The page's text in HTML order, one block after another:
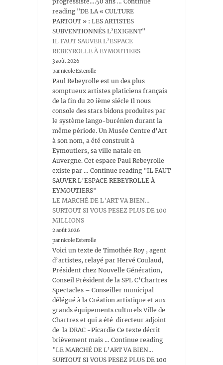
reading "DE LA « CULTURE
PARTOUT » : LES ARTISTES
SUBVENTIONNÉS L’EXIGENT"
IL FAUT SAUVER L’ESPACE
REBEYROLLE À EYMOUTIERS
3 août 2026
par nicole Esterolle
Paul Rebeyrolle est un des plus
somptueux artistes platiciens français
de la fin du 20 ième siécle Il nous
console des stars bidons produites par
le système lango-burénien durant la
même période. Un Musée Centre d’Art
à son nom, a été construit à
Eymoutiers, sa ville natale en
Auvergne. Cet espace Paul Rebeyrolle
existe par … Continue reading "IL FAUT
SAUVER L’ESPACE REBEYROLLE À
EYMOUTIERS"
LE MARCHÉ DE L’ART VA BIEN…
SURTOUT SI VOUS PESEZ PLUS DE 100
MILLIONS
2 août 2026
par nicole Esterolle
Voici un texte de Timothée Roy , agent
d’artistes, relayé par Hervé Coulaud,
Président chez Nouvelle Génération,
Conseil Président de la SPL C’Chartres
Spectacles – Conseiller municipal
délégué à la Création artistique et aux
grands équipements culturels Ville de
Chartres et qui a été directeur adjoint
de la DRAC -Picardie Ce texte décrit
brièvement mais … Continue reading
"LE MARCHÉ DE L’ART VA BIEN…
SURTOUT SI VOUS PESEZ PLUS DE 100